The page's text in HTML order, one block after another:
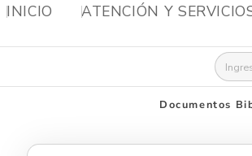
INICIO ATENCIÓN Y
Documentos